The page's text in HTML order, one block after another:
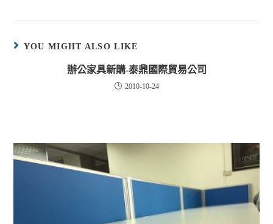
YOU MIGHT ALSO LIKE
辦公家具新購-泰鼎國際貿易公司
2010-10-24